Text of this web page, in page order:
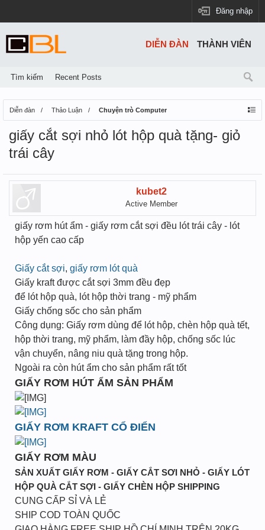
Đăng nhập
Diễn đàn Thảo Luận Chuyện trò Computer
giấy cắt sợi nhỏ lót hộp quà tặng- giỏ
trái cây
kubet2
Active Member
giấy rơm hút ẩm - giấy rơm cắt sợi đều lót trái cây - lót
hộp yến cao cấp
Giấy cắt sợi, giấy rơm lót quà
Giấy kraft được cắt sợi 3mm đều đẹp
để lót hộp quà, lót hộp thời trang - mỹ phẩm
Giấy chống sốc cho sản phẩm
Công dụng: Giấy rơm dùng để lót hộp, chèn hộp quà tết,
hộp thời trang, mỹ phẩm, làm đầy hộp, chống sốc lúc
vận chuyển, nâng niu quà tặng trong hộp.
Ngoài ra còn hút ẩm cho sản phẩm rất tốt
GIẤY RƠM HÚT ẨM SẢN PHẨM
GIẤY RƠM KRAFT CỔ ĐIỂN
GIẤY RƠM MÀU
SẢN XUẤT GIẤY RƠM - GIẤY CẮT SƠI NHỎ - GIẤY LÓT
HỘP QUÀ CẮT SỢI - GIẤY CHÈN HỘP SHIPPING
CUNG CẤP SỈ VÀ LẺ
SHIP COD TOÀN QUỐC
DIỄN ĐÀN
Tìm kiếm Recent Posts
THÀNH VIÊN